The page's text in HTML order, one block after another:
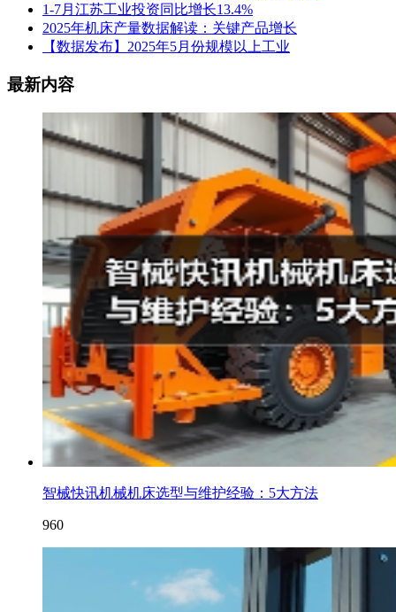
1-7月江苏工业投资同比增长13.4%
2025年机床产量数据解读：关键产品增长
【数据发布】2025年5月份规模以上工业
最新内容
智械快讯机械机床选型与维护经验：5大方法
960